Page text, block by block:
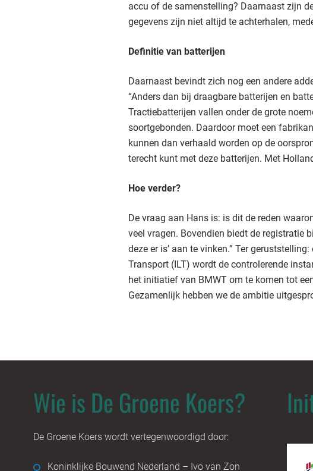
accu of de samenstelling? Daarnaast zijn
gegevens zijn niet altijd te achterhalen,
Definitie van batterijen
Daarnaast bevindt zich nog een andere
“Anders dan bij draagbare batterijen en
Tractiebatterijen vallen onder de grote
soortgebonden. Daardoor moet een
kunnen dan verhaald worden op de
terecht kunt met deze batterijen. Met
Hoe verder?
De vraag aan Hans is: is dit de reden
veel vragen. Bovendien biedt de registratie
deze er is’ aan te vinken.” Ter
Transport (ILT) wordt de controlerende
het initiatief van BMWT om te komen tot
Gezamenlijk hebben we de ambitie
Wie is De Groene Koers?
De Groene Koers wordt vertegenwoordigd door:
Koninklijke Bouwend Nederland – Ivo van Zon